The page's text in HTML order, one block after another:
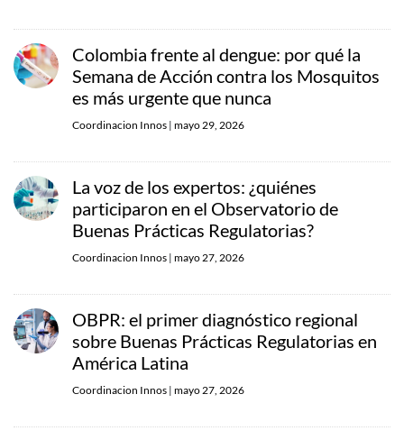
Colombia frente al dengue: por qué la
Semana de Acción contra los Mosquitos
es más urgente que nunca
Coordinacion Innos | mayo 29, 2026
La voz de los expertos: ¿quiénes
participaron en el Observatorio de
Buenas Prácticas Regulatorias?
Coordinacion Innos | mayo 27, 2026
OBPR: el primer diagnóstico regional
sobre Buenas Prácticas Regulatorias en
América Latina
Coordinacion Innos | mayo 27, 2026